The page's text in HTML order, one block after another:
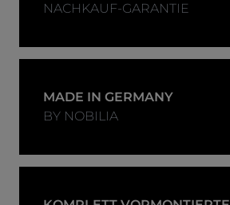
NACHKAUF-GARANTIE
MADE IN GERMANY
BY NOBILIA